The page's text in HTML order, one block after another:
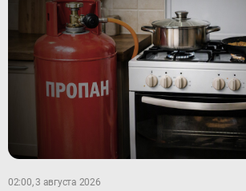
02:00, 3 августа 2026